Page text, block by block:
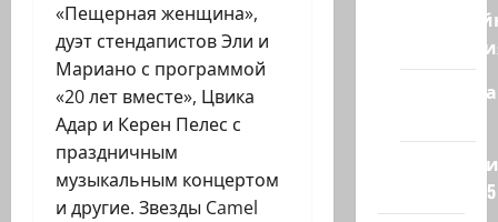
«Пещерная женщина»,
дуэт стендапистов Эли и
Мариано с программой
«20 лет вместе», Цвика
Адар и Керен Пелес с
праздничным
музыкальным концертом
и другие. Звезды Camel
Полемика
сайта 2025